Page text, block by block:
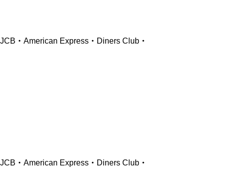
・American Express・Diners Club・
・American Express・Diners Club・